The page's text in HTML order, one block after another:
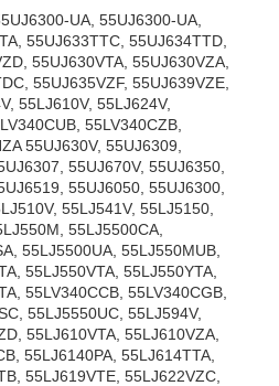
UA, 55UJ6300-UA,
55UJ633TTC, 55UJ634TTD,
55UJ630VTA, 55UJ630VZA,
55UJ635VZF, 55UJ639VZE,
55LJ610V, 55LJ624V,
55LV340CZB,
55UJ630V, 55UJ6309,
55UJ670V, 55UJ6350,
55UJ6050, 55UJ6300,
55LJ541V, 55LJ5150,
55LJ5500CA,
55LJ5500UA, 55LJ550MUB,
55LJ550VTA, 55LJ550YTA,
55LV340CCB, 55LV340CGB,
55LJ5550UC, 55LJ594V,
55LJ610VTA, 55LJ610VZA,
55LJ6140PA, 55LJ614TTA,
55LJ619VTE, 55LJ622VZC,